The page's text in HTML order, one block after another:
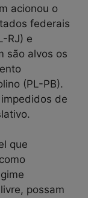
acionou o
federais
RJ) e
são alvos os
(PL-PB).
de
que
possam